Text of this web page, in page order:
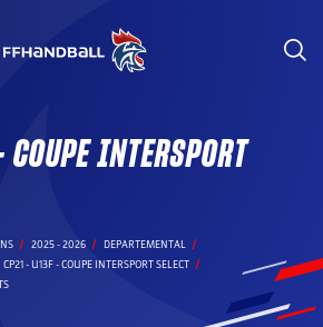
INTERSPORT
2025 - 2026
DEPARTEMENTAL
CP21 - U13F - COUPE INTERSPORT SELECT